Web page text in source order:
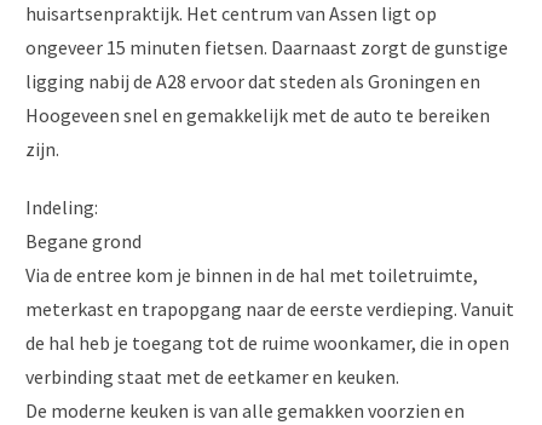
huisartsenpraktijk. Het centrum van Assen ligt op
ongeveer 15 minuten fietsen. Daarnaast zorgt de gunstige
ligging nabij de A28 ervoor dat steden als Groningen en
Hoogeveen snel en gemakkelijk met de auto te bereiken
zijn.
Indeling:
Begane grond
Via de entree kom je binnen in de hal met toiletruimte,
meterkast en trapopgang naar de eerste verdieping. Vanuit
de hal heb je toegang tot de ruime woonkamer, die in open
verbinding staat met de eetkamer en keuken.
De moderne keuken is van alle gemakken voorzien en